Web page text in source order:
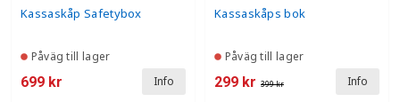
Kassaskåp Safetybox
Påväg till lager
699 kr Info
Kassaskåps bok
Påväg till lager
299 kr 399 kr Info